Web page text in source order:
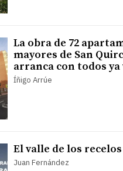
La obra de 72
mayores de San
arranca con todos ya
Íñigo Arrúe
El valle de los recelos
Juan Fernández